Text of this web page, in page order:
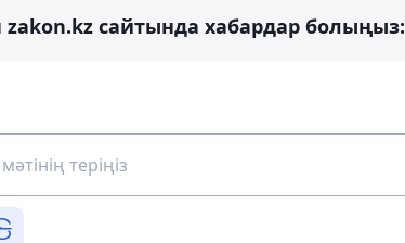
сайтында хабардар болыңыз: